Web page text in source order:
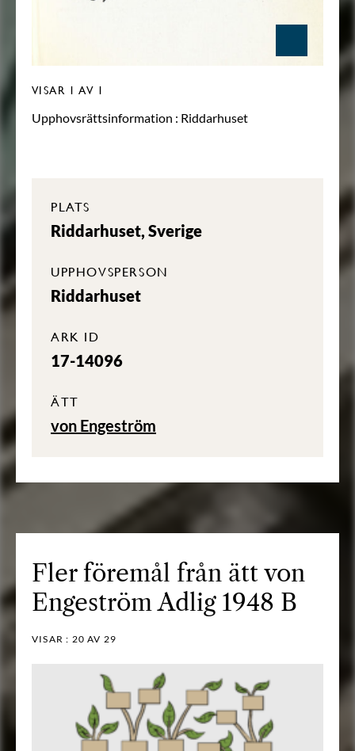
VISAR 1 AV 1
Upphovsrättsinformation : Riddarhuset
PLATS
Riddarhuset, Sverige
UPPHOVSPERSON
Riddarhuset
ARK ID
17-14096
ÄTT
von Engeström
Fler föremål från ätt von
Engeström Adlig 1948 B
VISAR : 20 AV 29